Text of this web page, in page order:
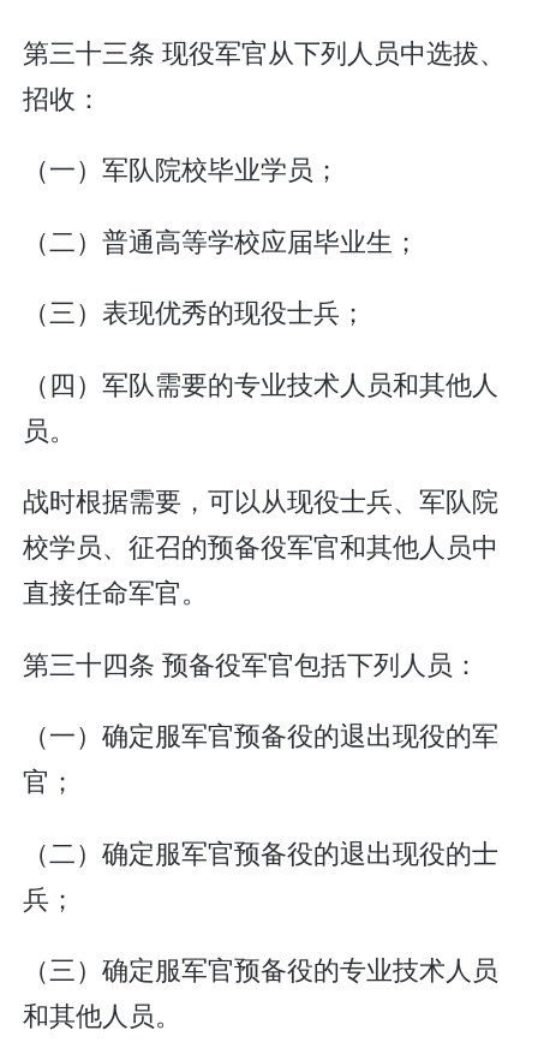
第三十三条 现役军官从下列人员中选拔、
招收：
（一）军队院校毕业学员；
（二）普通高等学校应届毕业生；
（三）表现优秀的现役士兵；
（四）军队需要的专业技术人员和其他人
员。
战时根据需要，可以从现役士兵、军队院
校学员、征召的预备役军官和其他人员中
直接任命军官。
第三十四条 预备役军官包括下列人员：
（一）确定服军官预备役的退出现役的军
官；
（二）确定服军官预备役的退出现役的士
兵；
（三）确定服军官预备役的专业技术人员
和其他人员。